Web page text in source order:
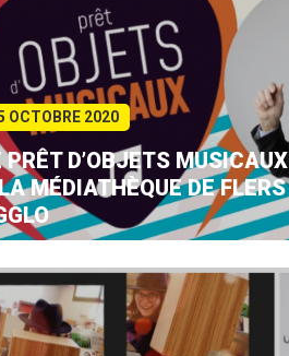
OCTOBRE 2020
PRÊT D’OBJETS MUSICAUX
MÉDIATHÈQUE DE FLERS